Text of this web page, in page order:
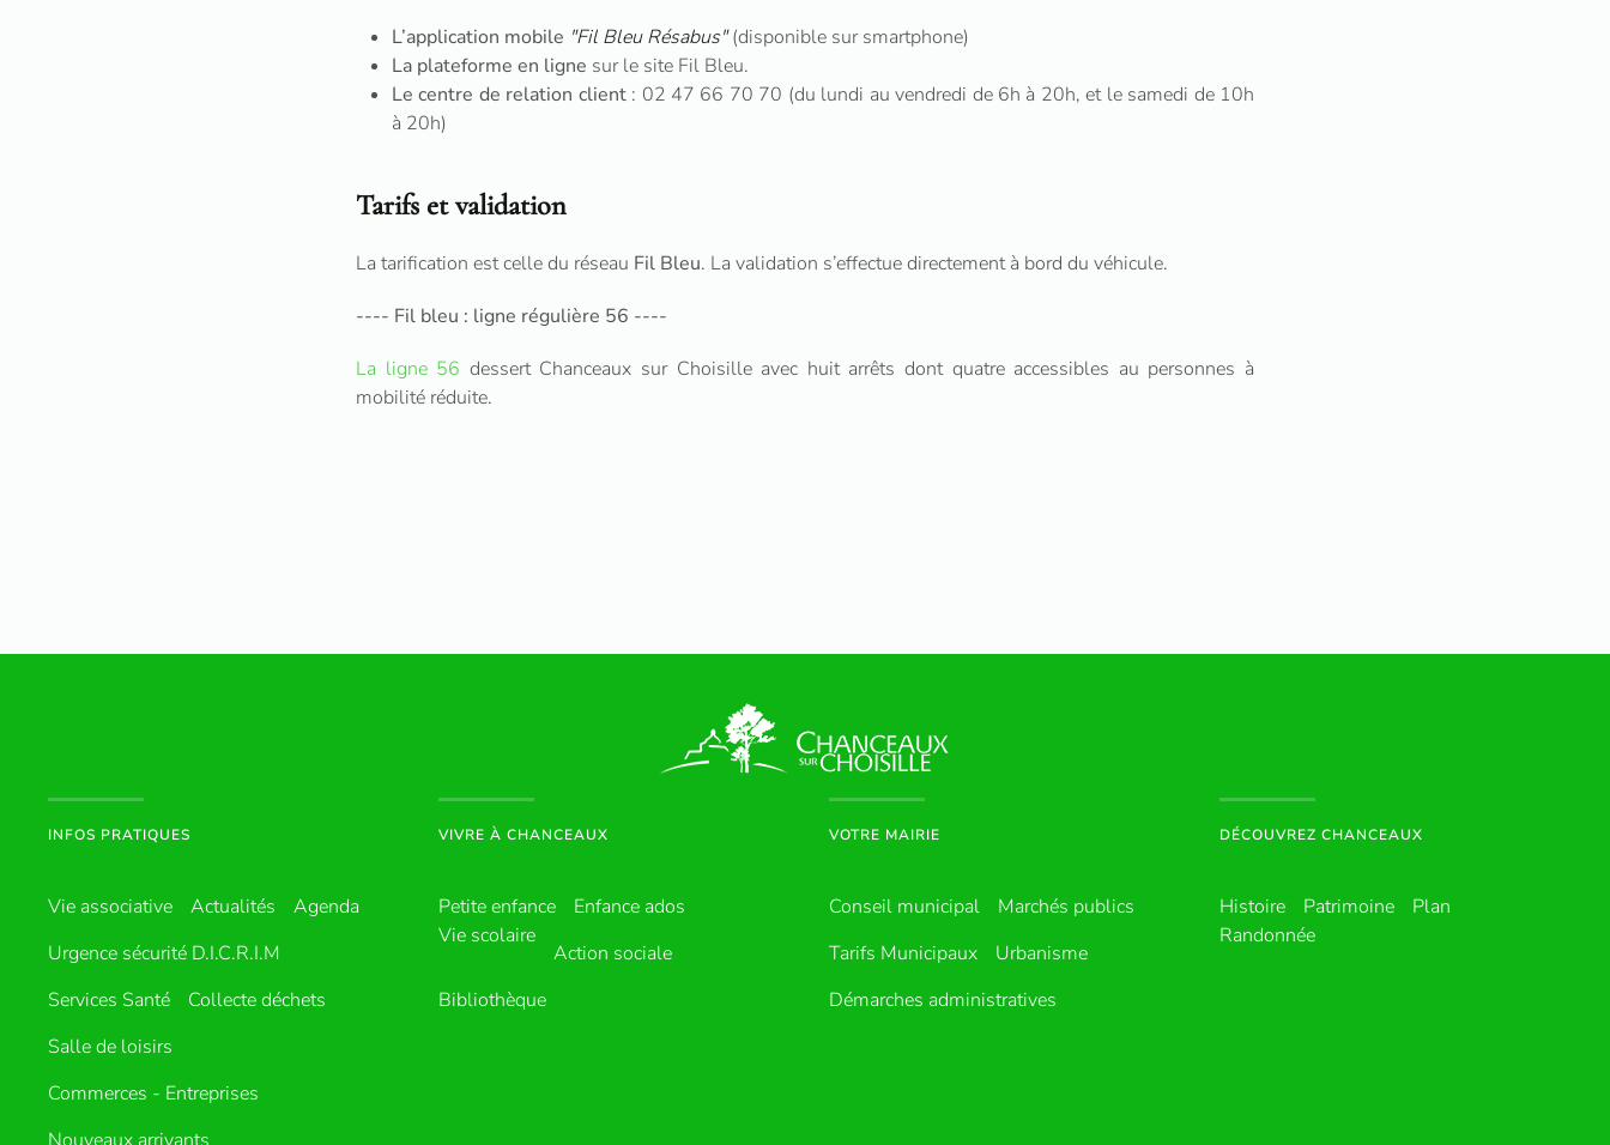
L’application mobile "Fil Bleu Résabus"(disponible sur smartphone)
La plateforme en ligne sur le site Fil Bleu.
Le centre de relation client: 02 47 66 70 70 (du lundi au vendredi de 6h à 20h, et le samedi de 10h
à 20h)
Tarifs et validation
La tarification est celle du réseau Fil Bleu. La validation s’effectue directement à bord du véhicule.
---- Fil bleu : ligne régulière 56 ----
La ligne 56 dessert Chanceaux sur Choisille avec huit arrêts dont quatre accessibles au personnes à
mobilité réduite.
INFOS PRATIQUES
Vie associative Actualités
Agenda
Urgence sécurité D.I.C.R.I.M
Services Santé
Collecte déchets
Salle de loisirs
Commerces - Entreprises
VIVRE À CHANCEAUX
Petite enfance
Enfance ados
Vie scolaire
Action sociale
Bibliothèque
VOTRE MAIRIE
Conseil municipal
Marchés publics
Tarifs Municipaux
Urbanisme
Démarches administratives
DÉCOUVREZ CHANCEAUX
Histoire Patrimoine
Plan
Randonnée